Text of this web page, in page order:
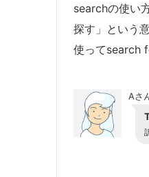
searchの使い
探す」という
使ってsearch
Aさ